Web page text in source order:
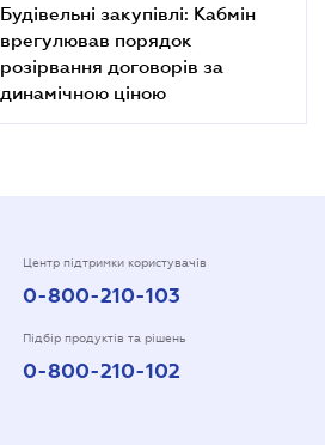
Будівельні закупівлі: Кабмін
врегулював порядок
розірвання договорів за
динамічною ціною
Центр підтримки користувачів
0-800-210-103
Підбір продуктів та рішень
0-800-210-102